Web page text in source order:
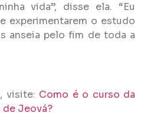
vida”, disse ela. “Eu
experimentarem o estudo
anseia pelo fim de toda a
visite: Como é o curso da
de Jeová?